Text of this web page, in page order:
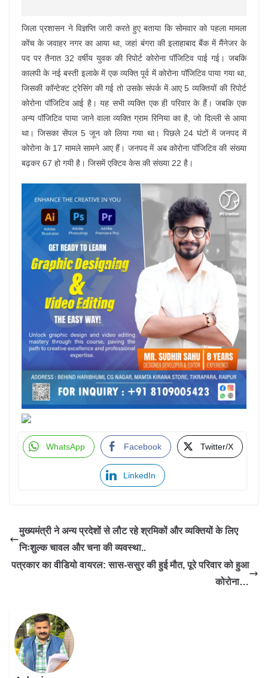
जिला प्रशासन ने विज्ञप्ति जारी करते हुए बताया कि सोमवार को पहला मामला
कोंच के जवाहर नगर का आया था, जहां बंगरा की इलाहाबाद बैंक में मैंनेजर के
पद पर तैनात 32 वर्षीय युवक की रिपोर्ट कोरोना पॉजिटिव पाई गई। जबकि
कालपी के नई बस्ती इलाके में एक व्यक्ति पूर्व में कोरोना पॉजिटिव पाया गया था,
जिसकी कॉन्टेक्ट ट्रेसिंग की गई तो उसके संपर्क में आए 5 व्यक्तियों की रिपोर्ट
कोरोना पॉजिटिव आई है। यह सभी व्यक्ति एक ही परिवार के हैं। जबकि एक
अन्य पॉजिटिव पाया जाने वाला व्यक्ति ग्राम रिनिया का है, जो दिल्ली से आया
था। जिसका सेंपल 5 जून को लिया गया था। पिछले 24 घंटों में जनपद में
कोरोना के 17 मामले सामने आए हैं। जनपद में अब कोरोना पॉजिटिव की संख्या
बढ़कर 67 हो गयी है। जिसमें एक्टिव केस की संख्या 22 है।
WhatsApp Facebook Twitter/X
LinkedIn
मुख्यमंत्री ने अन्य प्रदेशों से लौट रहे श्रमिकों और व्यक्तियों के लिए
निःशुल्क चावल और चना की व्यवस्था..
पत्रकार का वीडियो वायरल: सास-ससुर की हुई मौत, पूरे परिवार को हुआ
कोरोना…